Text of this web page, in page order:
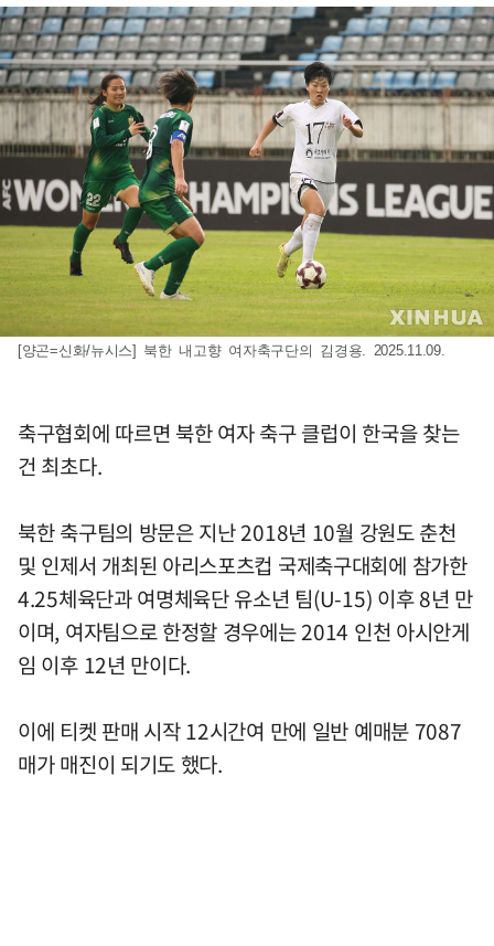
[양곤=신화/뉴시스] 북한 내고향 여자축구단의 김경용. 2025.11.09.
축구협회에 따르면 북한 여자 축구 클럽이 한국을 찾는
건 최초다.
북한 축구팀의 방문은 지난 2018년 10월 강원도 춘천
및 인제서 개최된 아리스포츠컵 국제축구대회에 참가한
4.25체육단과 여명체육단 유소년 팀(U-15) 이후 8년 만
이며, 여자팀으로 한정할 경우에는 2014 인천 아시안게
임 이후 12년 만이다.
이에 티켓 판매 시작 12시간여 만에 일반 예매분 7087
매가 매진이 되기도 했다.